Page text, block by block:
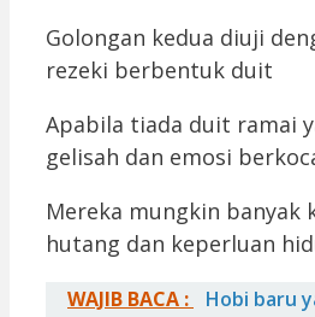
Golongan kedua diuji
rezeki berbentuk duit
Apabila tiada duit ramai
gelisah dan emosi
Mereka mungkin banyak
hutang dan keperluan
WAJIB BACA :
Hobi baru